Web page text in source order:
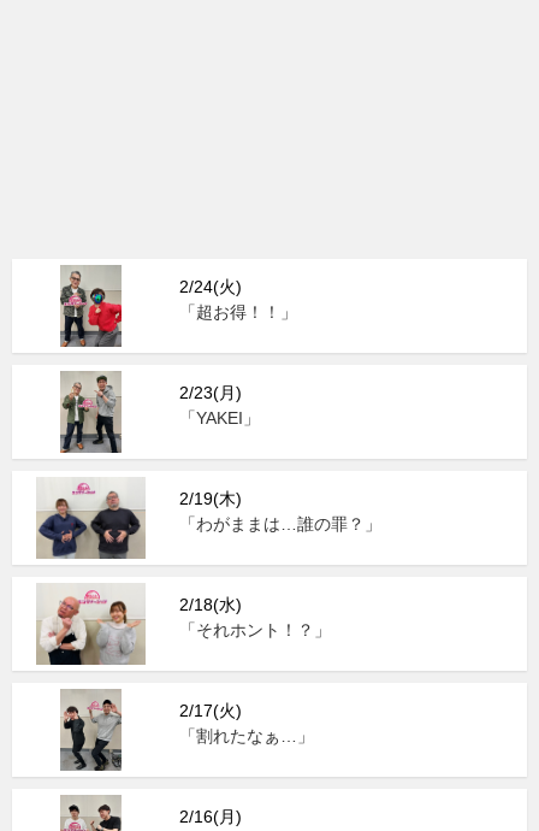
2/24(火)
「超お得！！」
2/23(月)
「YAKEI」
2/19(木)
「わがままは…誰の罪？」
2/18(水)
「それホント！？」
2/17(火)
「割れたなぁ…」
2/16(月)